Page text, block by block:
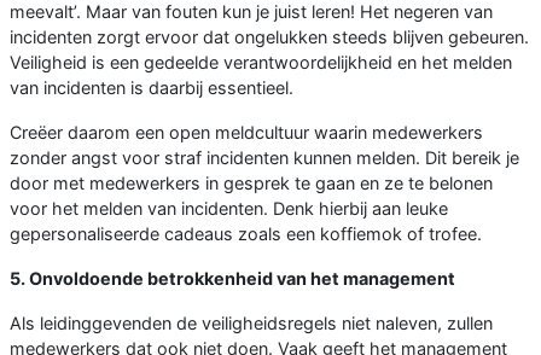
meevalt’. Maar van fouten kun je juist leren! Het negeren van
incidenten zorgt ervoor dat ongelukken steeds blijven gebeuren.
Veiligheid is een gedeelde verantwoordelijkheid en het melden
van incidenten is daarbij essentieel.
Creëer daarom een open meldcultuur waarin medewerkers
zonder angst voor straf incidenten kunnen melden. Dit bereik je
door met medewerkers in gesprek te gaan en ze te belonen
voor het melden van incidenten. Denk hierbij aan leuke
gepersonaliseerde cadeaus zoals een koffiemok of trofee.
5. Onvoldoende betrokkenheid van het management
Als leidinggevenden de veiligheidsregels niet naleven, zullen
medewerkers dat ook niet doen. Vaak geeft het management